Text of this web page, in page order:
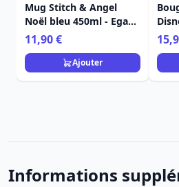
Mug Stitch & Angel
Noël bleu 450ml - Egan
Disney Home
11,90 €
Ajouter
Informations